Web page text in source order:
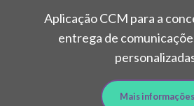
Aplicação CCM para a
entrega de
Mais informações